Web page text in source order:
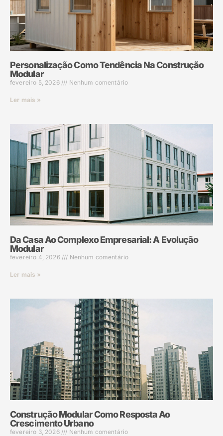
Personalização Como Tendência Na Construção
Modular
fevereiro 5, 2026 Nenhum comentário
Ler mais »
Da Casa Ao Complexo Empresarial: A Evolução
Modular
fevereiro 4, 2026 Nenhum comentário
Ler mais »
Construção Modular Como Resposta Ao
Crescimento Urbano
fevereiro 3, 2026 Nenhum comentário